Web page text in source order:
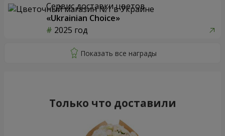
Сервис доставки цветов
«Ukrainian Choice»
2025 год
Только что доставили